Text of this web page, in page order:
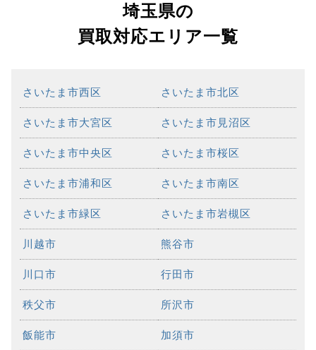
埼玉県の
買取対応エリア一覧
さいたま市西区 さいたま市北区
さいたま市大宮区 さいたま市見沼区
さいたま市中央区 さいたま市桜区
さいたま市浦和区 さいたま市南区
さいたま市緑区 さいたま市岩槻区
川越市 熊谷市
川口市 行田市
秩父市 所沢市
飯能市 加須市